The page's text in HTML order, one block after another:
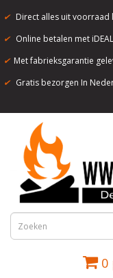
✔ Direct alles uit voorraad
✔ Online betalen met
✔ Met fabrieksgarantie
✔ Gratis bezorgen In
0